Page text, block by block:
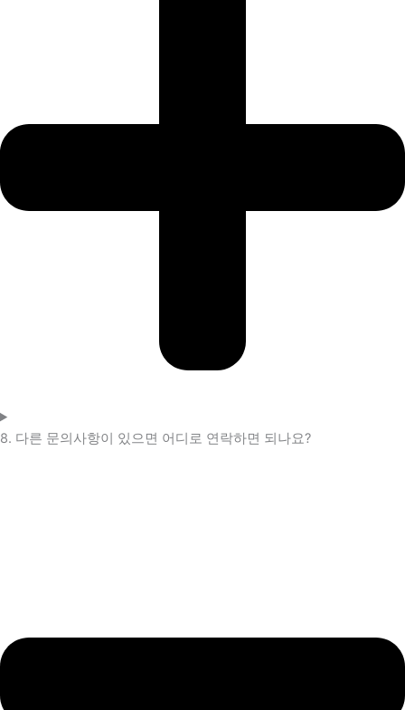
8. 다른 문의사항이 있으면 어디로 연락하면 되나요?